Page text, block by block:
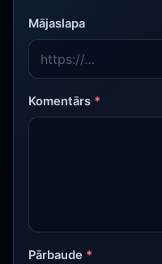
Mājaslapa
Komentārs *
Pārbaude *